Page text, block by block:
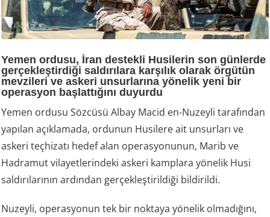
Yemen ordusu, İran destekli Husilerin son günlerde
gerçekleştirdiği saldırılara karşılık olarak örgütün
mevzileri ve askeri unsurlarına yönelik yeni bir
operasyon başlattığını duyurdu
Yemen ordusu Sözcüsü Albay Macid en-Nuzeyli tarafından
yapılan açıklamada, ordunun Husilere ait unsurları ve
askeri teçhizatı hedef alan operasyonunun, Marib ve
Hadramut vilayetlerindeki askeri kamplara yönelik Husi
saldırılarının ardından gerçekleştirildiği bildirildi.
Nuzeyli, operasyonun tek bir noktaya yönelik olmadığını,